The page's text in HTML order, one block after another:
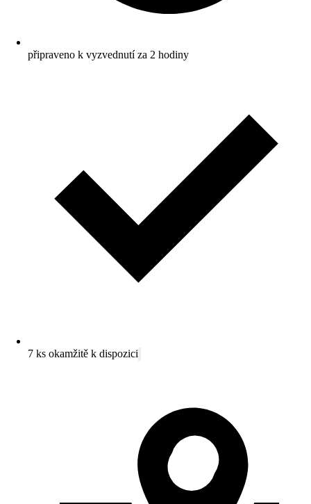
připraveno k vyzvednutí za 2 hodiny
7 ks okamžitě k dispozici